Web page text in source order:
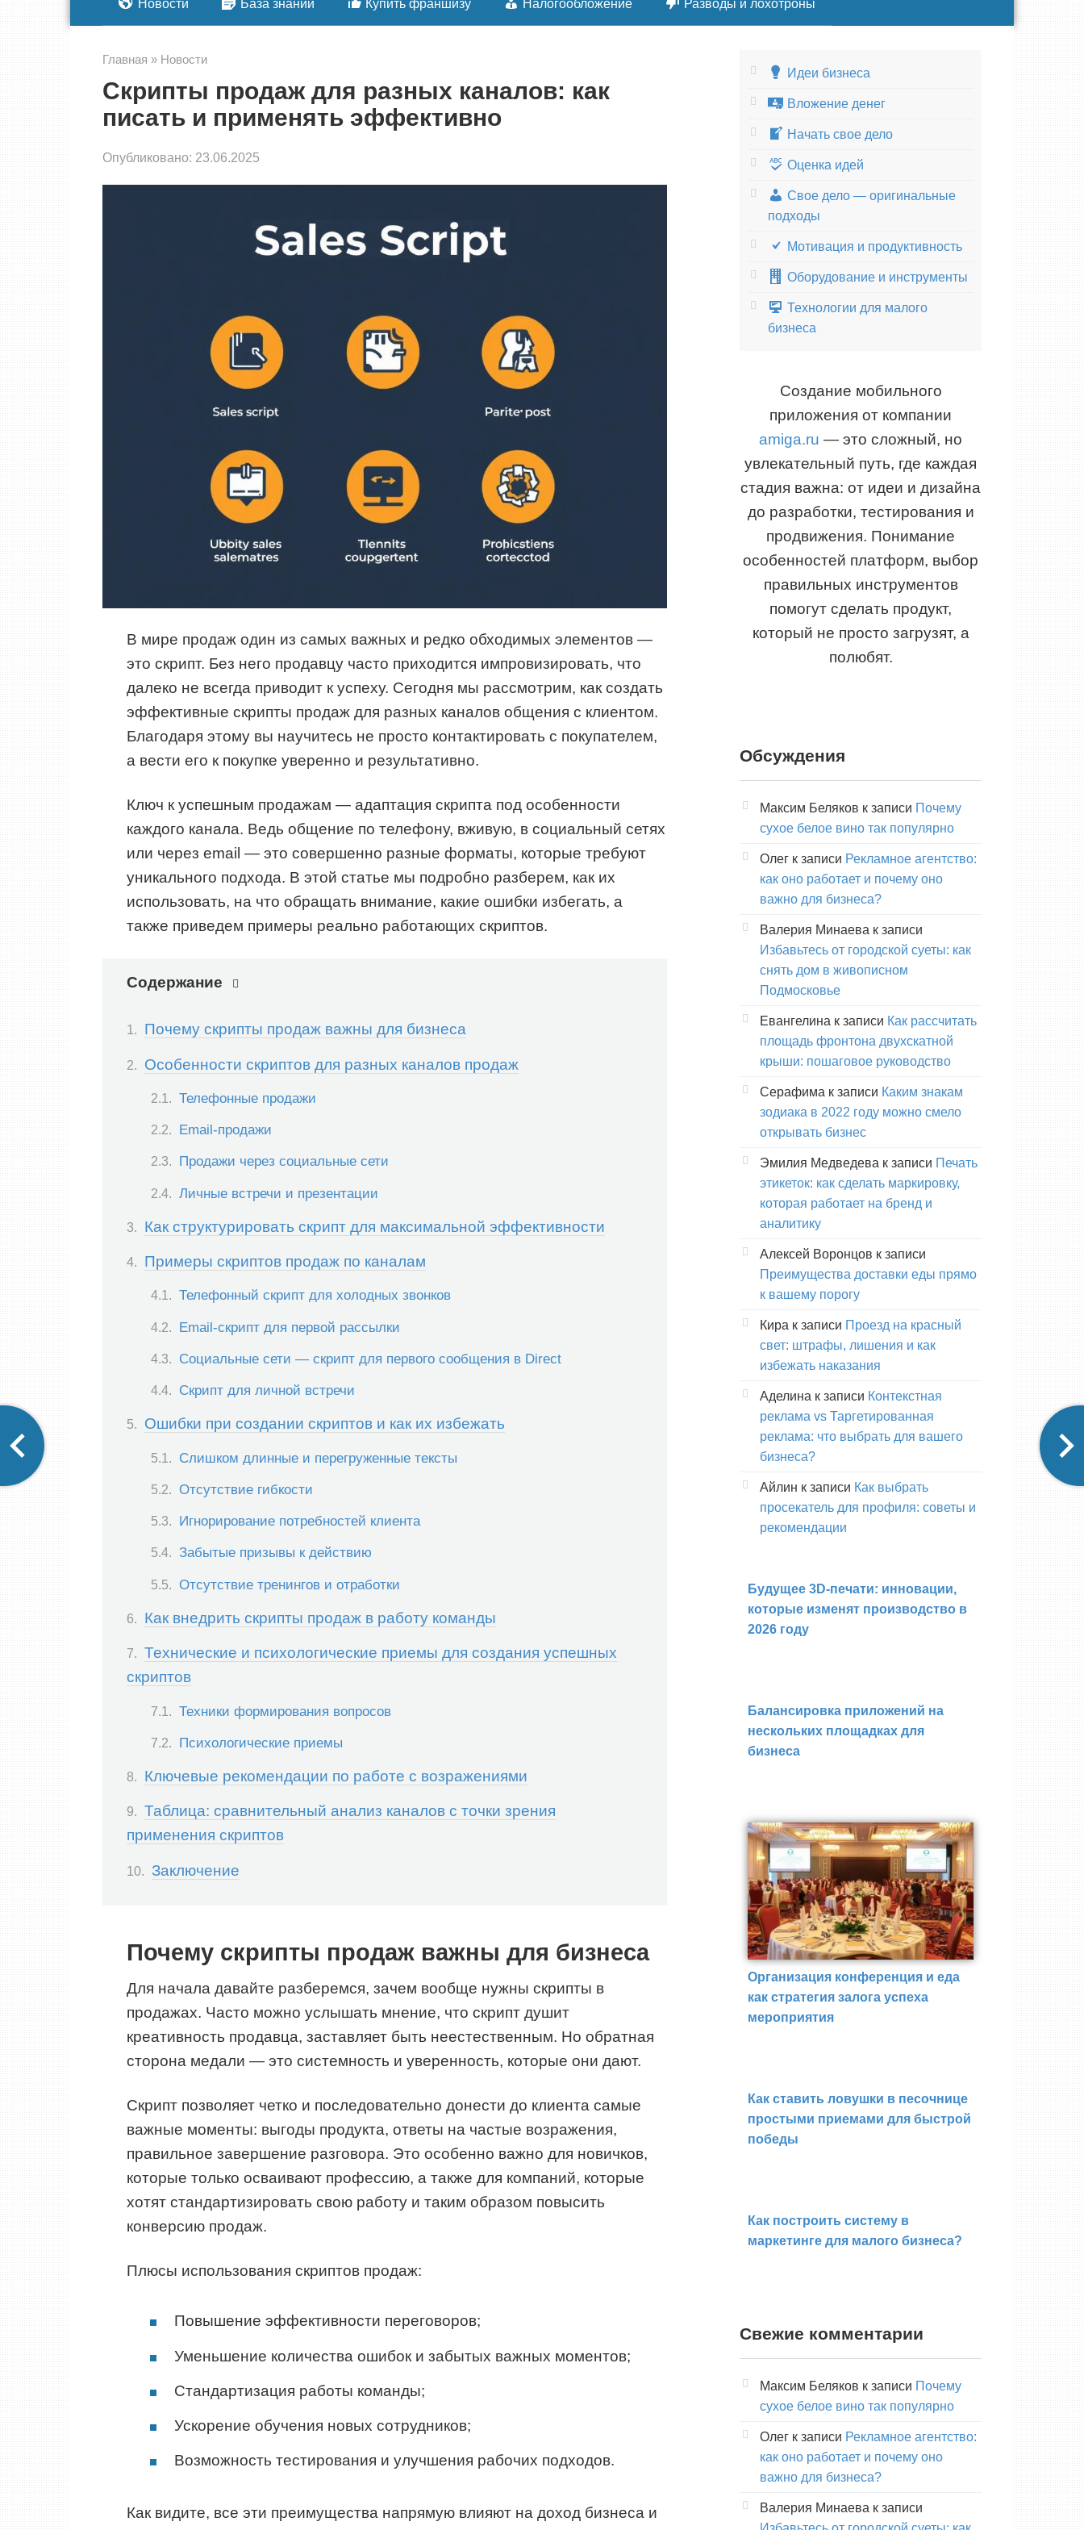
Новости База знаний Купить франшизу Налогообложение Разводы и лохотроны
Главная » Новости
Скрипты продаж для разных каналов: как
писать и применять эффективно
Опубликовано: 23.06.2025
В мире продаж один из самых важных и редко обходимых элементов —
это скрипт. Без него продавцу часто приходится импровизировать, что
далеко не всегда приводит к успеху. Сегодня мы рассмотрим, как создать
эффективные скрипты продаж для разных каналов общения с клиентом.
Благодаря этому вы научитесь не просто контактировать с покупателем,
а вести его к покупке уверенно и результативно.
Ключ к успешным продажам — адаптация скрипта под особенности
каждого канала. Ведь общение по телефону, вживую, в социальный сетях
или через email — это совершенно разные форматы, которые требуют
уникального подхода. В этой статье мы подробно разберем, как их
использовать, на что обращать внимание, какие ошибки избегать, а
также приведем примеры реально работающих скриптов.
Содержание
Почему скрипты продаж важны для бизнеса
Особенности скриптов для разных каналов продаж
Телефонные продажи
Email-продажи
Продажи через социальные сети
Личные встречи и презентации
Как структурировать скрипт для максимальной эффективности
Примеры скриптов продаж по каналам
Телефонный скрипт для холодных звонков
Email-скрипт для первой рассылки
Социальные сети — скрипт для первого сообщения в Direct
Скрипт для личной встречи
Ошибки при создании скриптов и как их избежать
Слишком длинные и перегруженные тексты
Отсутствие гибкости
Игнорирование потребностей клиента
Забытые призывы к действию
Отсутствие тренингов и отработки
Как внедрить скрипты продаж в работу команды
Технические и психологические приемы для создания успешных
скриптов
Техники формирования вопросов
Психологические приемы
Ключевые рекомендации по работе с возражениями
Таблица: сравнительный анализ каналов с точки зрения
применения скриптов
Заключение
Почему скрипты продаж важны для бизнеса
Для начала давайте разберемся, зачем вообще нужны скрипты в
продажах. Часто можно услышать мнение, что скрипт душит
креативность продавца, заставляет быть неестественным. Но обратная
сторона медали — это системность и уверенность, которые они дают.
Скрипт позволяет четко и последовательно донести до клиента самые
важные моменты: выгоды продукта, ответы на частые возражения,
правильное завершение разговора. Это особенно важно для новичков,
которые только осваивают профессию, а также для компаний, которые
хотят стандартизировать свою работу и таким образом повысить
конверсию продаж.
Плюсы использования скриптов продаж:
Повышение эффективности переговоров;
Уменьшение количества ошибок и забытых важных моментов;
Стандартизация работы команды;
Ускорение обучения новых сотрудников;
Возможность тестирования и улучшения рабочих подходов.
Как видите, все эти преимущества напрямую влияют на доход бизнеса и
Идеи бизнеса
Вложение денег
Начать свое дело
Оценка идей
Свое дело — оригинальные
подходы
Мотивация и продуктивность
Оборудование и инструменты
Технологии для малого
бизнеса
Создание мобильного
приложения от компании
amiga.ru — это сложный, но
увлекательный путь, где каждая
стадия важна: от идеи и дизайна
до разработки, тестирования и
продвижения. Понимание
особенностей платформ, выбор
правильных инструментов
помогут сделать продукт,
который не просто загрузят, а
полюбят.
Обсуждения
Максим Беляков к записи Почему
сухое белое вино так популярно
Олег к записи Рекламное агентство:
как оно работает и почему оно
важно для бизнеса?
Валерия Минаева к записи
Избавьтесь от городской суеты: как
снять дом в живописном
Подмосковье
Евангелина к записи Как рассчитать
площадь фронтона двухскатной
крыши: пошаговое руководство
Серафима к записи Каким знакам
зодиака в 2022 году можно смело
открывать бизнес
Эмилия Медведева к записи Печать
этикеток: как сделать маркировку,
которая работает на бренд и
аналитику
Алексей Воронцов к записи
Преимущества доставки еды прямо
к вашему порогу
Кира к записи Проезд на красный
свет: штрафы, лишения и как
избежать наказания
Аделина к записи Контекстная
реклама vs Таргетированная
реклама: что выбрать для вашего
бизнеса?
Айлин к записи Как выбрать
просекатель для профиля: советы и
рекомендации
Будущее 3D-печати: инновации,
которые изменят производство в
2026 году
Балансировка приложений на
нескольких площадках для
бизнеса
Организация конференция и еда
как стратегия залога успеха
мероприятия
Как ставить ловушки в песочнице
простыми приемами для быстрой
победы
Как построить систему в
маркетинге для малого бизнеса?
Свежие комментарии
Максим Беляков к записи Почему
сухое белое вино так популярно
Олег к записи Рекламное агентство:
как оно работает и почему оно
важно для бизнеса?
Валерия Минаева к записи